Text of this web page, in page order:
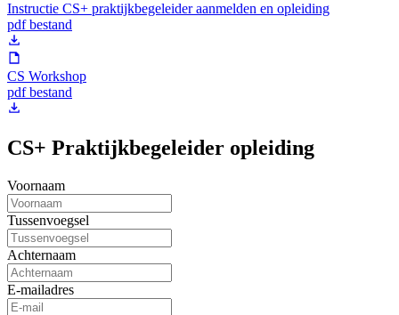
Instructie CS+ praktijkbegeleider aanmelden en opleiding
pdf bestand
CS Workshop
pdf bestand
CS+ Praktijkbegeleider opleiding
Voornaam
Tussenvoegsel
Achternaam
E-mailadres